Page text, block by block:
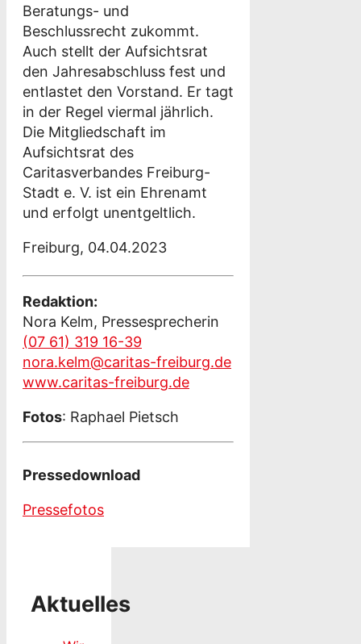
Beratungs- und
Beschlussrecht zukommt.
Auch stellt der Aufsichtsrat
den Jahresabschluss fest und
entlastet den Vorstand. Er tagt
in der Regel viermal jährlich.
Die Mitgliedschaft im
Aufsichtsrat des
Caritasverbandes Freiburg-
Stadt e. V. ist ein Ehrenamt
und erfolgt unentgeltlich.
Freiburg, 04.04.2023
Redaktion:
Nora Kelm, Pressesprecherin
(07 61) 319 16-39
nora.kelm@caritas-freiburg.de
www.caritas-freiburg.de
Fotos: Raphael Pietsch
Pressedownload
Pressefotos
Aktuelles